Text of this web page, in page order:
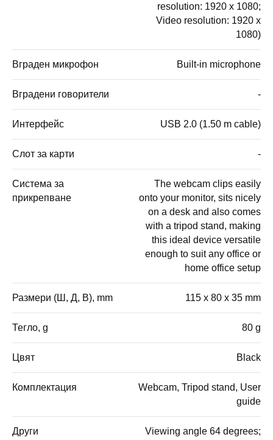
resolution: 1920 x 1080;
Video resolution: 1920 x
1080)
Вграден микрофон Built-in microphone
Вградени говорители -
Интерфейс USB 2.0 (1.50 m cable)
Слот за карти -
Система за
прикрепване
The webcam clips easily
onto your monitor, sits nicely
on a desk and also comes
with a tripod stand, making
this ideal device versatile
enough to suit any office or
home office setup
Размери (Ш, Д, В), mm 115 x 80 x 35 mm
Тегло, g 80 g
Цвят Black
Комплектация
Webcam, Tripod stand, User
guide
Други
Viewing angle 64 degrees;